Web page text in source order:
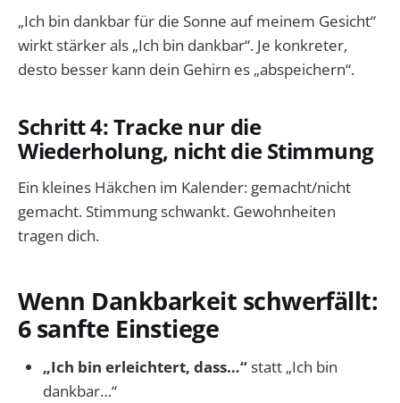
„Ich bin dankbar für die Sonne auf meinem Gesicht“
wirkt stärker als „Ich bin dankbar“. Je konkreter,
desto besser kann dein Gehirn es „abspeichern“.
Schritt 4: Tracke nur die
Wiederholung, nicht die Stimmung
Ein kleines Häkchen im Kalender: gemacht/nicht
gemacht. Stimmung schwankt. Gewohnheiten
tragen dich.
Wenn Dankbarkeit schwerfällt:
6 sanfte Einstiege
„Ich bin erleichtert, dass…“statt „Ich bin
dankbar…“